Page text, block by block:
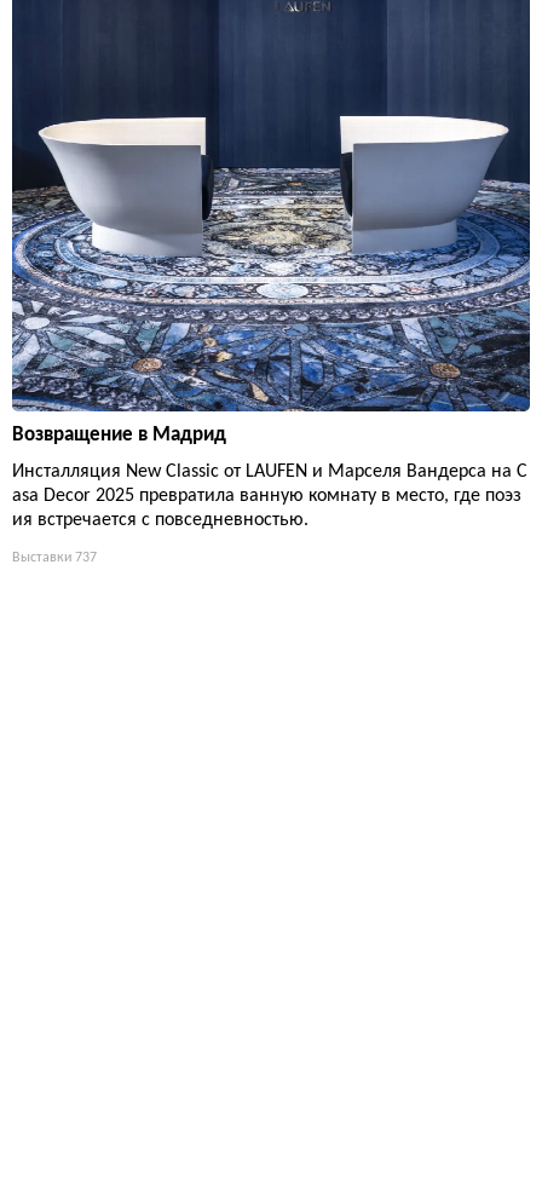
Возвращение в Мадрид
Инсталляция New Classic от LAUFEN и Марселя Вандерса на C
asa Decor 2025 превратила ванную комнату в место, где поэз
ия встречается с повседневностью.
Выставки 737